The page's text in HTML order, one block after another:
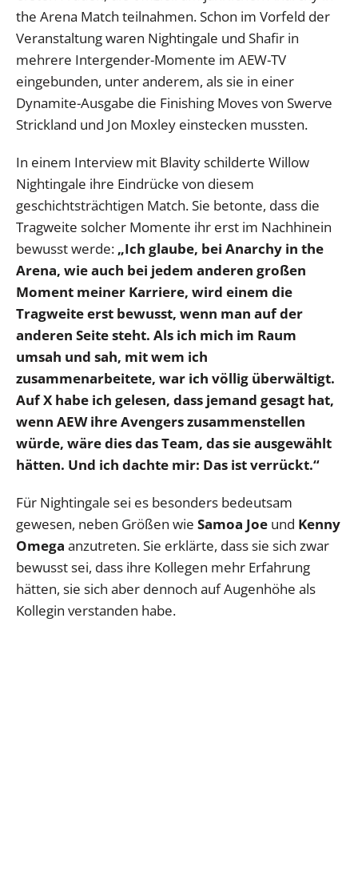
the Arena Match teilnahmen. Schon im Vorfeld der
Veranstaltung waren Nightingale und Shafir in
mehrere Intergender-Momente im AEW-TV
eingebunden, unter anderem, als sie in einer
Dynamite-Ausgabe die Finishing Moves von Swerve
Strickland und Jon Moxley einstecken mussten.
In einem Interview mit Blavity schilderte Willow
Nightingale ihre Eindrücke von diesem
geschichtsträchtigen Match. Sie betonte, dass die
Tragweite solcher Momente ihr erst im Nachhinein
bewusst werde: „Ich glaube, bei Anarchy in the
Arena, wie auch bei jedem anderen großen
Moment meiner Karriere, wird einem die
Tragweite erst bewusst, wenn man auf der
anderen Seite steht. Als ich mich im Raum
umsah und sah, mit wem ich
zusammenarbeitete, war ich völlig überwältigt.
Auf X habe ich gelesen, dass jemand gesagt hat,
wenn AEW ihre Avengers zusammenstellen
würde, wäre dies das Team, das sie ausgewählt
hätten. Und ich dachte mir: Das ist verrückt.“
Für Nightingale sei es besonders bedeutsam
gewesen, neben Größen wie Samoa Joe und Kenny
Omega anzutreten. Sie erklärte, dass sie sich zwar
bewusst sei, dass ihre Kollegen mehr Erfahrung
hätten, sie sich aber dennoch auf Augenhöhe als
Kollegin verstanden habe.